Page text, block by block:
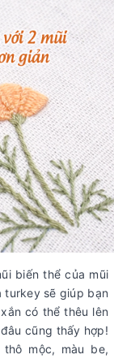
biến thể của mũi
turkey sẽ giúp bạn
có thể thêu lên
cũng thấy hợp!
mộc, màu be,